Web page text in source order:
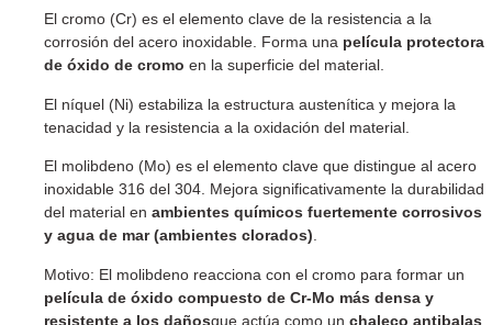
El cromo (Cr) es el elemento clave de la resistencia a la
corrosión del acero inoxidable. Forma una película protectora
de óxido de cromo en la superficie del material.
El níquel (Ni) estabiliza la estructura austenítica y mejora la
tenacidad y la resistencia a la oxidación del material.
El molibdeno (Mo) es el elemento clave que distingue al acero
inoxidable 316 del 304. Mejora significativamente la durabilidad
del material en ambientes químicos fuertemente corrosivos
y agua de mar (ambientes clorados).
Motivo: El molibdeno reacciona con el cromo para formar un
película de óxido compuesto de Cr-Mo más densa y
resistente a los dañosque actúa como un chaleco antibalas